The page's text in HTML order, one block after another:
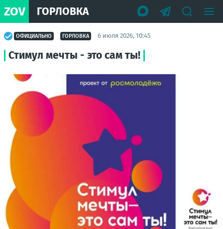
ZOV ГОРЛОВКА
ОФИЦИАЛЬНО ГОРЛОВКА 6 июля 2026, 10:45
Стимул мечты - это сам ты!